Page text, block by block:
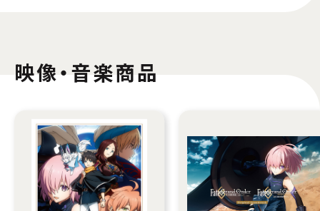
映像・音楽商品